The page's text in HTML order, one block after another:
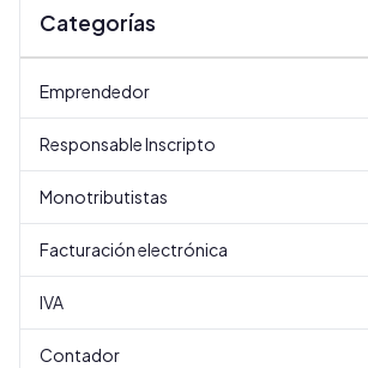
Categorías
Emprendedor
Responsable Inscripto
Monotributistas
Facturación electrónica
IVA
Contador